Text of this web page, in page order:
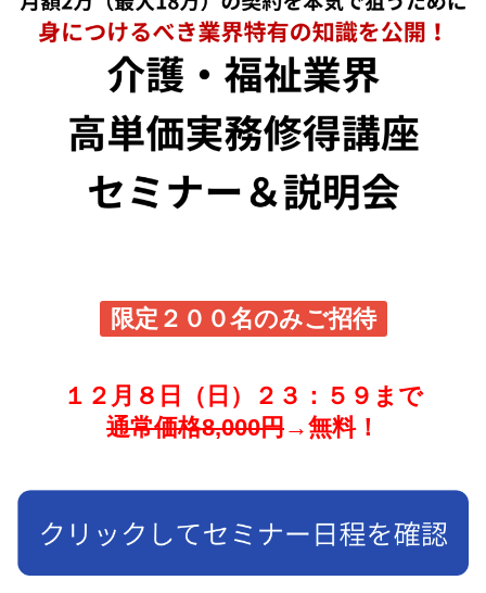
限定２００名のみご招待
１２月８日（日）２３：５９まで
通常価格8,000円→無料！